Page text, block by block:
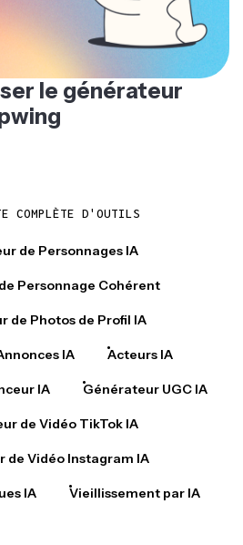
le générateur
COMPLÈTE D'OUTILS
de Personnages IA
Personnage Cohérent
de Photos de Profil IA
IA Acteurs IA
IA Générateur UGC IA
de Vidéo TikTok IA
de Vidéo Instagram IA
IA Vieillissement par IA